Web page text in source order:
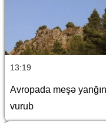
13:19
Avropada meşə
vurub